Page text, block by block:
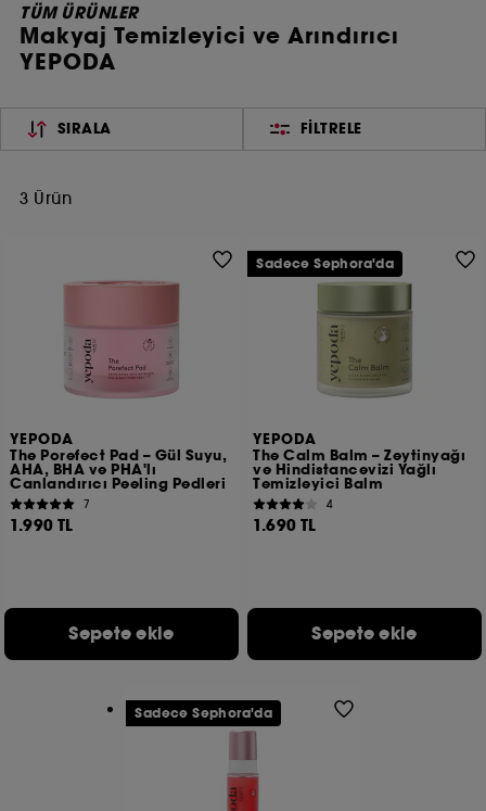
TÜM ÜRÜNLER
Makyaj Temizleyici ve Arındırıcı
YEPODA
SIRALA FILTRELE
3 Ürün
YEPODA
The Porefect Pad – Gül Suyu,
AHA, BHA ve PHA'lı
Canlandırıcı Peeling Pedleri
7
1.990 TL
Sepete ekle
YEPODA
The Calm Balm – Zeytinyağı
ve Hindistancevizi Yağlı
Temizleyici Balm
4
1.690 TL
Sepete ekle
Sadece Sephora'da
Sadece Sephora'da